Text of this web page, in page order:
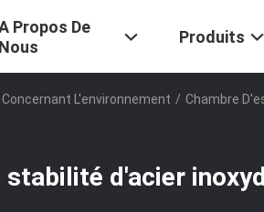
Propos De
Nous
Produits
L'environnement / Chambre
stabilité d'acier